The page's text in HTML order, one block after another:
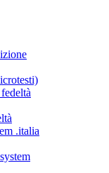
.italia